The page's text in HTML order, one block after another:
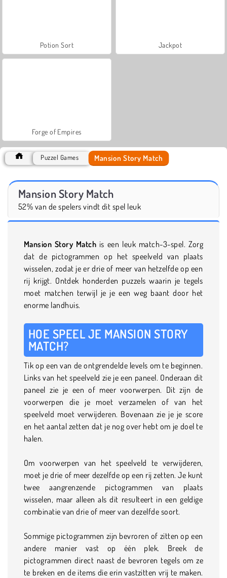
Potion Sort Jackpot
Forge of Empires
Puzzel Games Mansion Story Match
Mansion Story Match
52% van de spelers vindt dit spel leuk
Mansion Story Match is een leuk match-3-spel. Zorg
dat de pictogrammen op het speelveld van plaats
wisselen, zodat je er drie of meer van hetzelfde op een
rij krijgt. Ontdek honderden puzzels waarin je tegels
moet matchen terwijl je je een weg baant door het
enorme landhuis.
HOE SPEEL JE MANSION STORY
MATCH?
Tik op een van de ontgrendelde levels om te beginnen.
Links van het speelveld zie je een paneel. Onderaan dit
paneel zie je een of meer voorwerpen. Dit zijn de
voorwerpen die je moet verzamelen of van het
speelveld moet verwijderen. Bovenaan zie je je score
en het aantal zetten dat je nog over hebt om je doel te
halen.
Om voorwerpen van het speelveld te verwijderen,
moet je drie of meer dezelfde op een rij zetten. Je kunt
twee aangrenzende pictogrammen van plaats
wisselen, maar alleen als dit resulteert in een geldige
combinatie van drie of meer van dezelfde soort.
Sommige pictogrammen zijn bevroren of zitten op een
andere manier vast op één plek. Breek de
pictogrammen direct naast de bevroren tegels om ze
te breken en de items die erin vastzitten vrij te maken.